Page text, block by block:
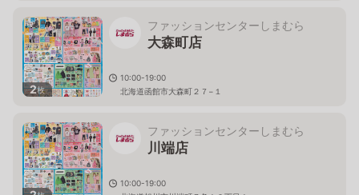
2枚
ファッションセンターしまむら
大森町店
10:00-19:00
北海道函館市大森町２７−１
ファッションセンターしまむら
川端店
10:00-19:00